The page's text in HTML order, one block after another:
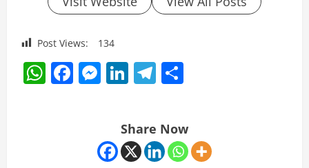
Post Views: 134
WhatsApp
Facebook
Messenger
LinkedIn
Telegram
Share Now